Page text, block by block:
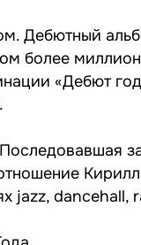
Дебютный
более
«Дебют
jazz, dancehall,